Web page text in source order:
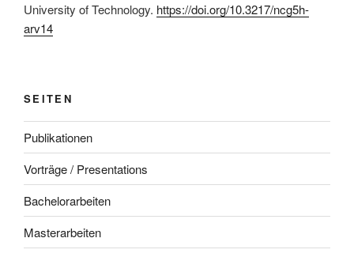
University of Technology. https://doi.org/10.3217/ncg5h-
arv14
SEITEN
Publikationen
Vorträge / Presentations
Bachelorarbeiten
Masterarbeiten